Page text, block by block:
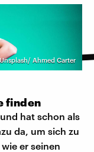
Unsplash/ Ahmed Carter
finden
hat schon als
da, um sich zu
er seinen